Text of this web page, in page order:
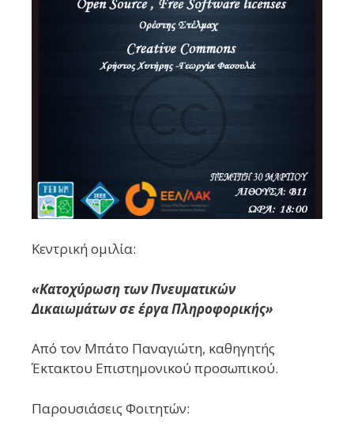
Κεντρική ομιλία:
«Κατοχύρωση των Πνευματικών
Δικαιωμάτων σε έργα Πληροφορικής»
Από τον Μπάτο Παναγιώτη, καθηγητής
Έκτακτου Επιστημονικού προσωπικού.
Παρουσιάσεις Φοιτητών: